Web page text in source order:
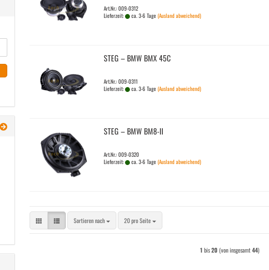
Art.Nr.: 009-0312
Lieferzeit:
ca. 3-6 Tage(Ausland abweichend)
STEG – BMW BMX 45C
Art.Nr.: 009-0311
Lieferzeit:
ca. 3-6 Tage(Ausland abweichend)
STEG – BMW BM8-​II
Art.Nr.: 009-0320
Lieferzeit:
ca. 3-6 Tage(Ausland abweichend)
Sortieren nach
Sortieren nach 20 pro Seite
pro Seite
1 bis20 (von insgesamt44)